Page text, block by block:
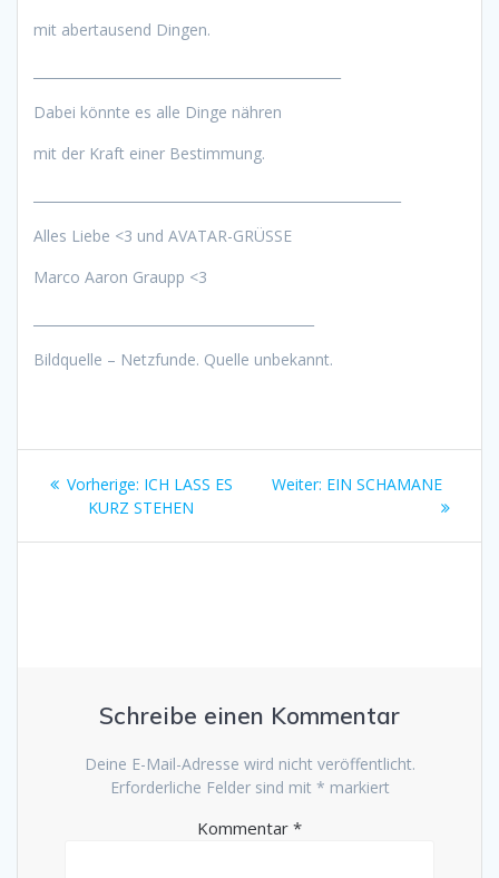
mit abertausend Dingen.
Dabei könnte es alle Dinge nähren
mit der Kraft einer Bestimmung.
Alles Liebe <3 und AVATAR-GRÜSSE
Marco Aaron Graupp <3
Bildquelle – Netzfunde. Quelle unbekannt.
Beitragsnavigation
Vorherige: Vorheriger
Beitrag:
ICH LASS ES
KURZ STEHEN
Weiter: Nächster
EIN SCHAMANE
Schreibe einen Kommentar
Deine E-Mail-Adresse wird nicht veröffentlicht.
Erforderliche Felder sind mit * markiert
Kommentar *